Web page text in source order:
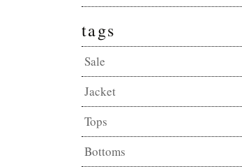
tags
Sale
Jacket
Tops
Bottoms